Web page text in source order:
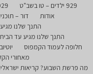
929 ילדים – טו בשב"ט
929 תנך –
אודות
דור –
התנך שלנו
התנך שלנו מגיע עד
חלופה לעמוד הקמפוס
יוטיוב
מאחורי
מה פרשת השבוע? קריאות